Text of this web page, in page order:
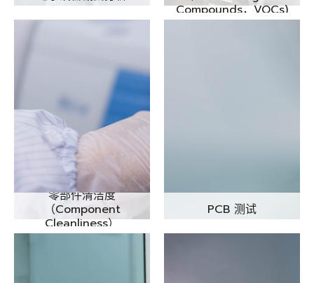
Compounds，VOCs)
零部件清洁度
（Component
Cleanliness）
PCB 测试